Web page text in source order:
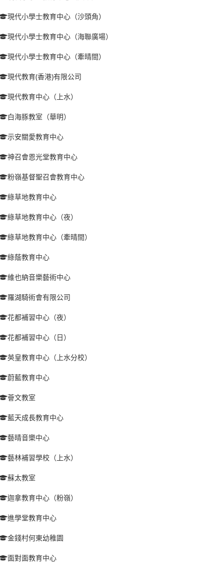
現代小學士教育中心（沙頭角）
現代小學士教育中心（海聯廣場）
現代小學士教育中心（牽晴間）
現代教育(香港)有限公司
現代教育中心（上水）
白海豚教室（華明）
示安關愛教育中心
神召會恩光堂教育中心
粉嶺基督聖召會教育中心
綠草地教育中心
綠草地教育中心（夜）
綠草地教育中心（牽晴間）
綠蔭教育中心
維也納音樂藝術中心
羅湖騎術會有限公司
花都補習中心（夜）
花都補習中心（日）
英皇教育中心（上水分校）
蔚藍教育中心
薈文教室
藍天成長教育中心
藝晴音樂中心
藝林補習學校（上水）
蘇太教室
迦拿教育中心（粉嶺）
進學堂教育中心
金錢村何東幼稚園
面對面教育中心